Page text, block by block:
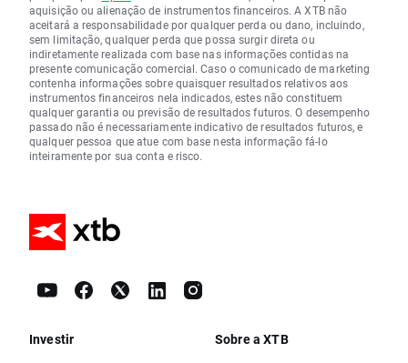
aquisição ou alienação de instrumentos financeiros. A XTB não
aceitará a responsabilidade por qualquer perda ou dano, incluindo,
sem limitação, qualquer perda que possa surgir direta ou
indiretamente realizada com base nas informações contidas na
presente comunicação comercial. Caso o comunicado de marketing
contenha informações sobre quaisquer resultados relativos aos
instrumentos financeiros nela indicados, estes não constituem
qualquer garantia ou previsão de resultados futuros. O desempenho
passado não é necessariamente indicativo de resultados futuros, e
qualquer pessoa que atue com base nesta informação fá-lo
inteiramente por sua conta e risco.
Investir Sobre a XTB